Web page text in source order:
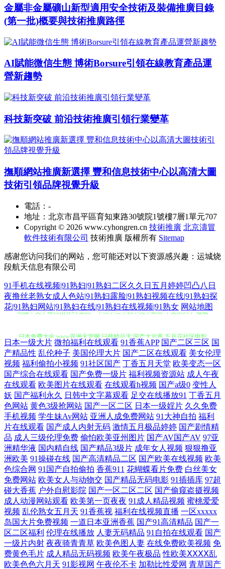
金屬非金屬礦山新型適用安全技術及裝備推廣目錄
(第一批)概要與技術推廣路徑
AI賦能微信生態 博術Borsure引領在線教育產品運
營新趨勢
科技新突破 前沿技術推廣引領行業變革
撫順網站推廣新選擇 豐和信息技術中心以高清大圖
技術引領品牌視覺升級
電話：-
地址：北京市昌平區育知東路30號院1號樓7層1單元707
Copyright © 2026 www.cyhongren.cn 技術推廣 北京濤冒
軟件技術有限公司 技術推廣 版權所有 Sitemap
感谢您访问我们的网站，您可能还对以下资源感兴趣：运城烧
段航天信息有限公司
91手机在线视频|91熟妇|91熟妇二区久久日五月婷婷凹凸八日
夜撸丝老熟女成人色站|91熟妇露脸|91熟妇视频在线|91熟妇探
花|91熟妇网站|91熟妇在线|91熟妇在线视频|91熟女 网站地图
制服中文字幕自拍有码 亚洲一卡二卡三卡四卡无卡麻豆 中文永久字 暖暖
国产丝袜 亚洲国产美国 黄色片大全 一级全黄男女免费大片 蜜桃社福利社
91线上 日本成人影视91 磁力链接bt种子下载 亚洲性爱欧美 巨大黑人 中文
字幕视频网 女人天堂亚洲a 97资源超碰碰 日韩V视频 抖阴91 天天视频在
线一区 青青草成人国产视 成人超碰碰在线 俄罗斯6一1 91试看 亚洲欧美综
合图区官网 国产在线观看九色 国产一级二 www91com巨乳少妇喷水视频
日韩中文字幕专区 国产精品拍自午夜在线 香蕉911 国产在线小视频 亚洲
夜夜爱 经典欧美日韩一区二区 爱看网站亚洲精品 日韩午夜电影在线观看
高清午夜恐怖电影 日韩色图资源 国产人碰人摸 亚洲日本香蕉电视频 九九
九国产视频 自拍影音在线 年轻的搜子3在线观看中文 www偷拍好色片 日
日本一级大片 微拍福利在线观看 91香蕉APP 国产二区三区 国
产精品性 乱伦种子 美国伦理大片 国产二区在线观看 美女伦理
视频 福利偷拍小视频 91社区国产 丁香五月天堂 欧美变态一区
国产综合在线观看 国产免费一级片 福利视频资源站 成人午夜
在线观看 欧美图片在线观看 在线观看h视频 国产a级0 变性人
妖 国产福利永久 日韩中文字幕观看 足交在线播放91 丁香五月
色网站 黄色3级抢网站 国产一区二区 日本一级婬片 久久免费
手机视频 学生妹Av网站 亚洲人成免费网站 91大神自拍 福利
片在线观看 国产成人内射无码 激情五月极品婷婷 国产剧情精
品 成人三级伦理免费 偷怕欧美亚州图片 国产AV国产AV 97亚
洲精华液 国内精自线 国产精品3级片 成年女人视频 狠狠撸亚
洲欧美 91操碰在线 国产高清精品二区 国产欧美在线视频 欧美
色综合网 91国产自拍偷拍 香蕉911 花蝴蝶看片免费 白丝美女
免费网站 欧美女人与动物交 国产精品无码电影 91插插库 97超
碰大香蕉 户外自慰影院 国产一区二区二区 国产偷窥盗摄视频
成人动漫网站观看 欧美第一页夜夜 91成人精品视频 蜜桃爱爱
视频 乱伦熟女五月天 91香蕉视 福利在线视频直播 一区xxxxx
岛国大片免费视频 一道日本亚洲香蕉 国产91高清精品 国产一
区二区福利 伦理在线播放 人妻无码精品 91自拍在线观看 国产
一级片内射 夜夜骑青青草 欧美色图人妻 在线免费欧美视频 免
费黄色毛片 成人精品无码视频 欧美午夜极品 性欧美ⅩⅩⅩⅩ乱
欧美色色六月天 91影视网 午夜伦不卡 加勒比性爱网 青草国产